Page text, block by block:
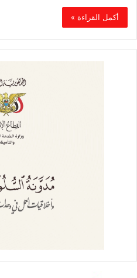
أكمل القراءة »